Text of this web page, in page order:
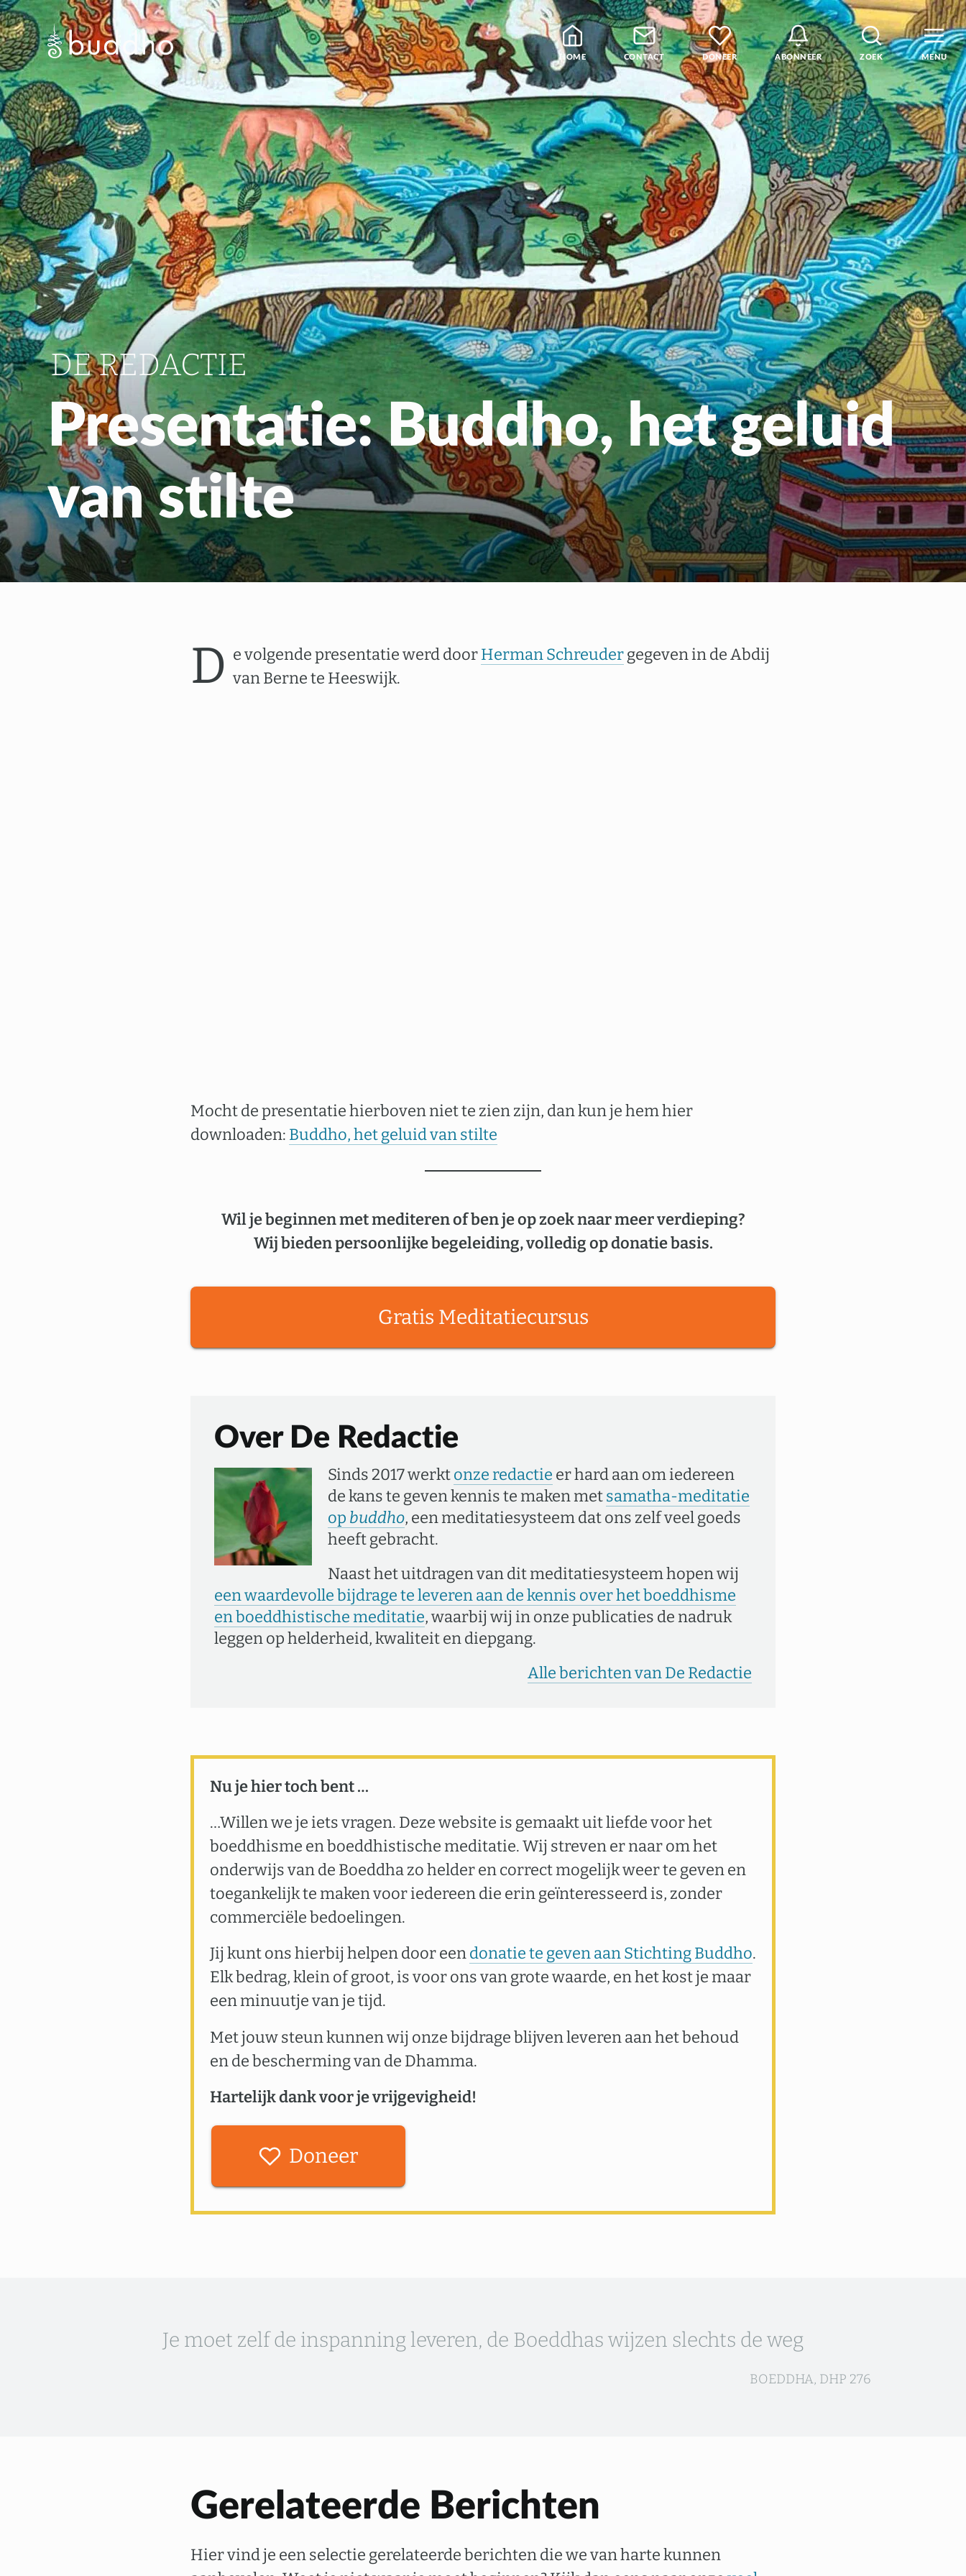
MENU
ZOEK
ABONNEER
DONEER
CONTACT
HOME
Blog
Leraren
Podcast en Praatjes
Samatha Meditatie
De Vier Edele Waarheden
Theravada Bibliotheek
Gratis Meditatiecursus
EN NL
DE REDACTIE
Presentatie: Buddho, het geluid
van stilte
D e volgende presentatie werd doorHerman Schreudergegeven in de Abdij
van Berne te Heeswijk.
Mocht de presentatie hierboven niet te zien zijn, dan kun je hem hier
downloaden: Buddho, het geluid van stilte
Wil je beginnen met mediteren of ben je op zoek naar meer verdieping?
Wij bieden persoonlijke begeleiding, volledig op donatie basis.
Gratis Meditatiecursus
Over De Redactie
Sinds 2017 werktonze redactie er hard aan om iedereen
de kans te geven kennis te maken metsamatha-meditatie
op buddho, een meditatiesysteem dat ons zelf veel goeds
heeft gebracht.
Naast het uitdragen van dit meditatiesysteem hopen wij
een waardevolle bijdrage te leveren aan de kennis over het boeddhisme
en boeddhistische meditatie, waarbij wij in onze publicaties de nadruk
leggen op helderheid, kwaliteit en diepgang.
Alle berichten van De Redactie
Nu je hier toch bent …
…Willen we je iets vragen. Deze website is gemaakt uit liefde voor het
boeddhisme en boeddhistische meditatie. Wij streven er naar om het
onderwijs van de Boeddha zo helder en correct mogelijk weer te geven en
toegankelijk te maken voor iedereen die erin geïnteresseerd is, zonder
commerciële bedoelingen.
Jij kunt ons hierbij helpen door eendonatie te geven aan Stichting Buddho.
Elk bedrag, klein of groot, is voor ons van grote waarde, en het kost je maar
een minuutje van je tijd.
Met jouw steun kunnen wij onze bijdrage blijven leveren aan het behoud
en de bescherming van de Dhamma.
Hartelijk dank voor je vrijgevigheid!
Doneer
Je moet zelf de inspanning leveren, de Boeddhas wijzen slechts de weg
BOEDDHA, DHP 276
Gerelateerde Berichten
Hier vind je een selectie gerelateerde berichten die we van harte kunnen